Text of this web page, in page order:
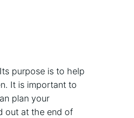
purpose is to help
It is important to
plan your
out at the end of